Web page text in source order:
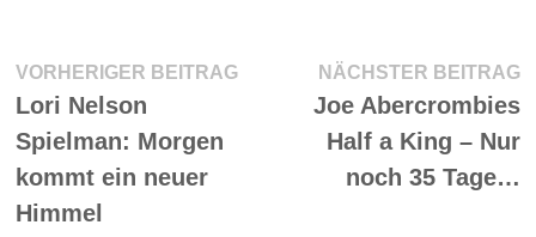
Beitragsnavigation
VORHERIGER BEITRAGVorheriger
Lori Nelson
Spielman: Morgen
kommt ein neuer
Himmel
NÄCHSTER BEITRAG
Joe Abercrombies
Half a King – Nur
noch 35 Tage…